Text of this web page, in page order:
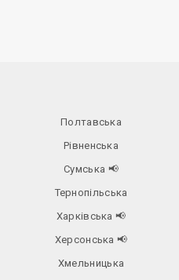
Полтавська
Рівненська
Сумська 📢
Тернопільська
Харківська 📢
Херсонська 📢
Хмельницька